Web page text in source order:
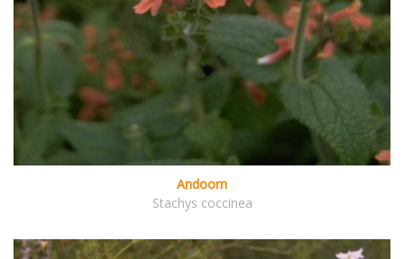
Andoorn
Stachys coccinea